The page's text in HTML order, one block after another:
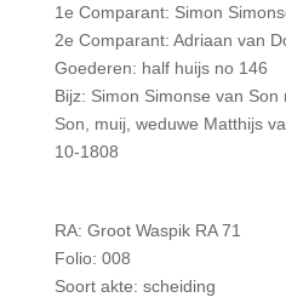
1e Comparant: Simon
2e Comparant: Adriaan van
Goederen: half huijs no 146
Bijz: Simon Simonse van
Son, muij, weduwe Matthijs
10-1808
RA: Groot Waspik RA 71
Folio: 008
Soort akte: scheiding